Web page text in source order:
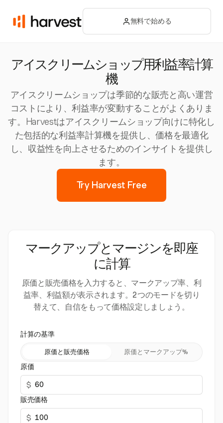
無料で始める
アイスクリームショップ用利益率計算
機
アイスクリームショップは季節的な販売と高い運営
コストにより、利益率が変動することがよくありま
す。Harvestはアイスクリームショップ向けに特化し
た包括的な利益率計算機を提供し、価格を最適化
し、収益性を向上させるためのインサイトを提供し
ます。
Try Harvest Free
マークアップとマージンを即座
に計算
原価と販売価格を入力すると、マークアップ率、利
益率、利益額が表示されます。2つのモードを切り
替えて、自信をもって価格設定しましょう。
計算の基準
原価と販売価格 原価とマークアップ%
原価
$
販売価格
$